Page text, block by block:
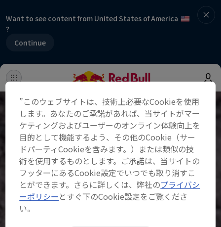
Want to see content from United States of America
?
Continue
”このウェブサイトは、技術上必要なCookieを使用
します。あなたのご承諾があれば、当サイトがマー
ケティングおよびユーザーのオンライン体験向上を
目的として機能するよう、その他のCookie（サー
ドパーティCookieを含みます。）または類似の技
術を使用するものとします。ご承諾は、当サイトの
フッターにあるCookie設定でいつでも取り消すこ
とができます。さらに詳しくは、弊社のプライバシ
ーポリシー とすぐ下のCookie設定をご覧くださ
い。